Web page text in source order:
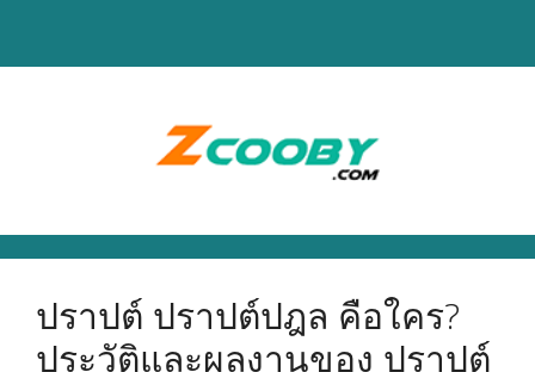
ปราปต์ ปราปต์ปฎล คือใคร?
ประวัติและผลงานของ ปราปต์